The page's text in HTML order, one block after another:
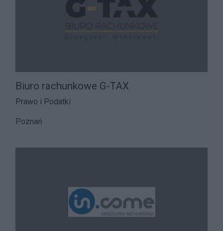
Biuro rachunkowe G-TAX
Prawo i Podatki
Poznań